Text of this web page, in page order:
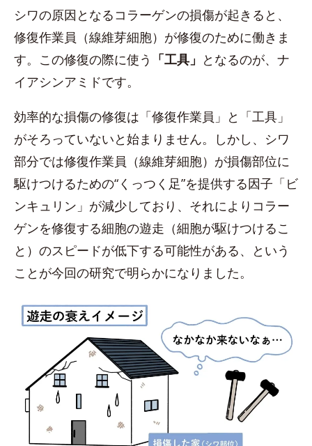
シワの原因となるコラーゲンの損傷が起きると、
修復作業員（線維芽細胞）が修復のために働きま
す。この修復の際に使う 「工具」 となるのが、ナ
イアシンアミドです。
効率的な損傷の修復は「修復作業員」と「工具」
がそろっていないと始まりません。しかし、シワ
部分では修復作業員（線維芽細胞）が損傷部位に
駆けつけるための“くっつく足”を提供する因子「ビ
ンキュリン」が減少しており、それによりコラー
ゲンを修復する細胞の遊走（細胞が駆けつけるこ
と）のスピードが低下する可能性がある、という
ことが今回の研究で明らかになりました。